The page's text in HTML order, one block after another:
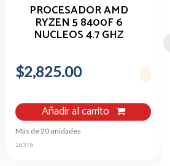
PROCESADOR AMD
RYZEN 5 8400F 6
NUCLEOS 4.7 GHZ
$2,825.00
Añadir al carrito
Más de 20 unidades
26376